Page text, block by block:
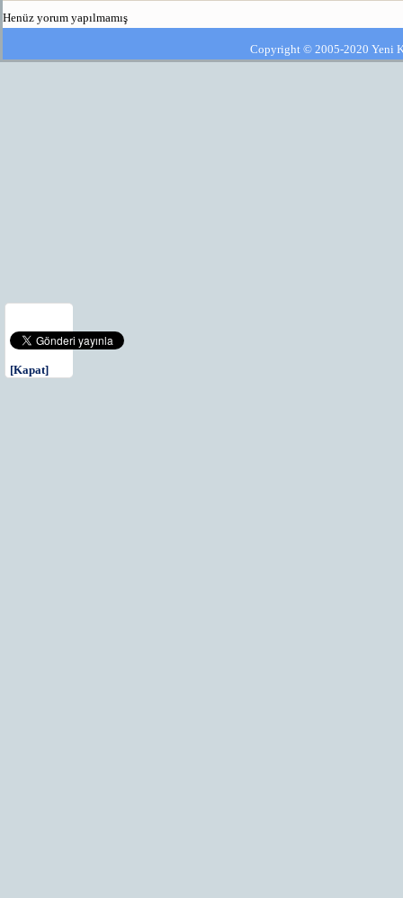
[Kapat]
Henüz yorum yapılmamış
Copyright © 2005-2020 Yeni